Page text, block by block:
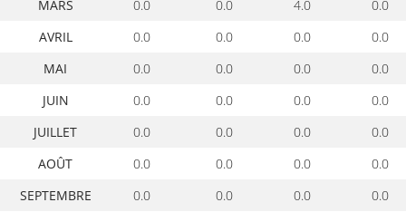
MARS
0.0 0.0 4.0
0.0
AVRIL
0.0 0.0 0.0
0.0
MAI
0.0 0.0 0.0
0.0
JUIN
0.0 0.0 0.0
0.0
JUILLET
0.0 0.0 0.0
0.0
AOÛT
0.0 0.0 0.0
0.0
SEPTEMBRE
0.0 0.0 0.0 0.0